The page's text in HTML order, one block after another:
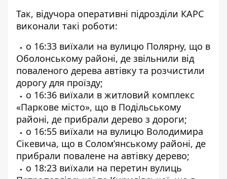
Так, відучора оперативні підрозділи КАРС
виконали такі роботи:
о 16:33 виїхали на вулицю Полярну, що в
Оболонському районі, де звільнили від
поваленого дерева автівку та розчистили
дорогу для проїзду;
о 16:36 виїхали в житловий комплекс
«Паркове місто», що в Подільському
районі, де прибрали дерево з дороги;
о 16:55 виїхали на вулицю Володимира
Сікевича, що в Солом’янському районі, де
прибрали повалене на автівку дерево;
о 18:23 виїхали на перетин вулиць